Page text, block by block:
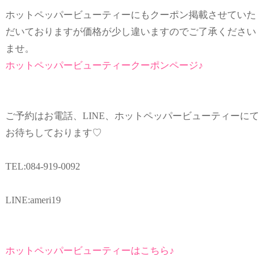
ホットペッパービューティーにもクーポン掲載させていた
だいておりますが価格が少し違いますのでご了承ください
ませ。
ホットペッパービューティークーポンページ♪
ご予約はお電話、LINE、ホットペッパービューティーにて
お待ちしております♡
TEL:084-919-0092
LINE:ameri19
ホットペッパービューティーはこちら♪